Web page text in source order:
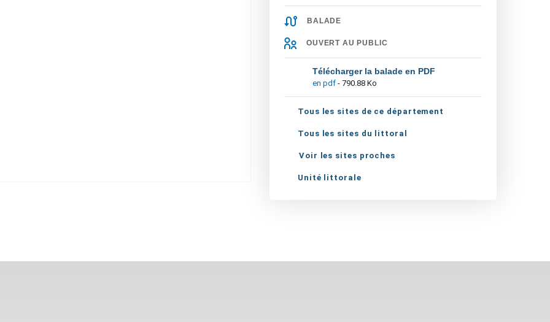
BALADE
OUVERT AU PUBLIC
Télécharger la balade en PDF
en pdf - 790.88 Ko
Tous les sites de ce département
Tous les sites du littoral
Voir les sites proches
Unité littorale